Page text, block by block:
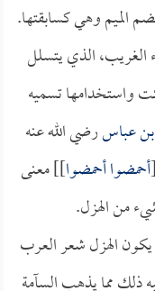
الميم وهي كسابقتها.
الذي يتسلل
واستخدامها تسميه
عباسرضي الله عنه
أحمضوا أحمضوا]] معنى
من الهزل.
الهزل شعر العرب